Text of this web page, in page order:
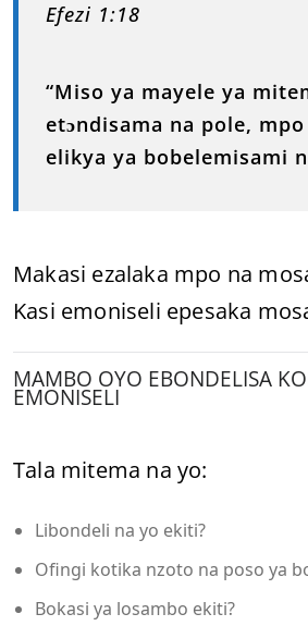
Efezi 1:18
“Miso ya mayele ya
etɔndisama na pole,
elikya ya bobelemisami
Makasi ezalaka mpo na
Kasi emoniseli epesaka
MAMBO OYO EBONDELISA
EMONISELI
Tala mitema na yo:
Libondeli na yo ekiti?
Ofingi kotika nzoto na poso ya
Bokasi ya losambo ekiti?